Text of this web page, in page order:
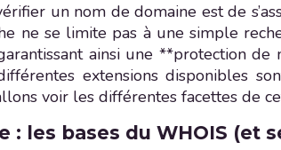
un nom de domaine est de
ne se limite pas à une simple
ainsi une **protection
extensions disponibles
voir les différentes facettes de
: les bases du WHOIS (et